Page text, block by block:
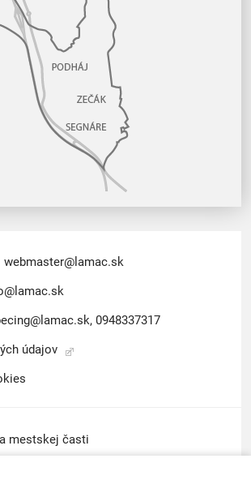
webmaster@lamac.sk
0948337317
údajov
mestskej časti